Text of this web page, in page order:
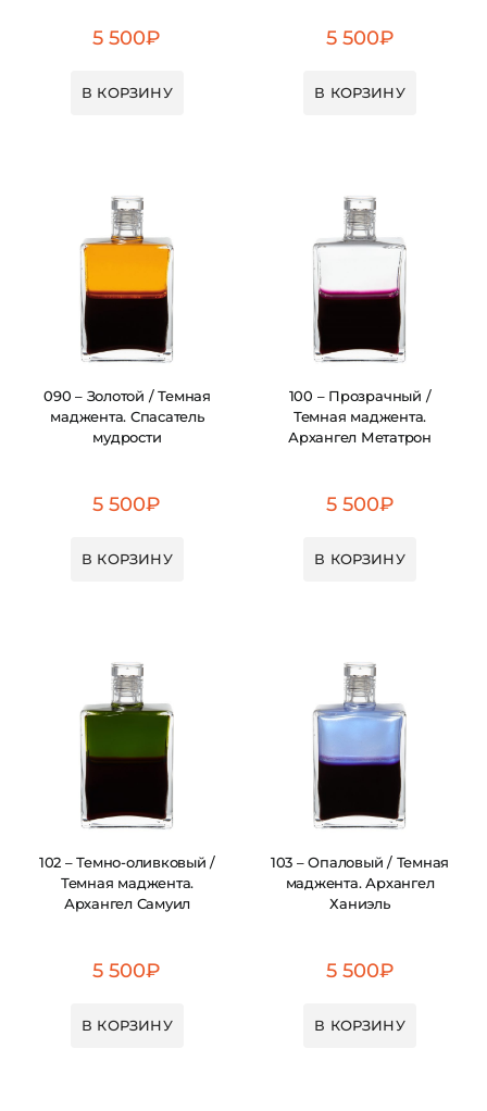
5 500₽
В КОРЗИНУ
5 500₽
В КОРЗИНУ
090 – Золотой / Темная
маджента. Спасатель
мудрости
5 500₽
В КОРЗИНУ
100 – Прозрачный /
Темная маджента.
Архангел Метатрон
5 500₽
В КОРЗИНУ
102 – Темно-оливковый /
Темная маджента.
Архангел Самуил
5 500₽
В КОРЗИНУ
103 – Опаловый / Темная
маджента. Архангел
Ханиэль
5 500₽
В КОРЗИНУ